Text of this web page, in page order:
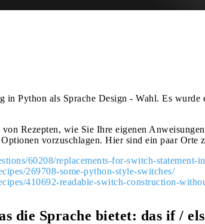
in Python als Sprache Design - Wahl. Es wurde
Rezepten, wie Sie Ihre eigenen
vorzuschlagen. Hier sind ein paar Orte
60208/replacements-for-switch-statement-
269708-some-python-style-switches/
410692-readable-switch-construction-
die Sprache bietet: das if /